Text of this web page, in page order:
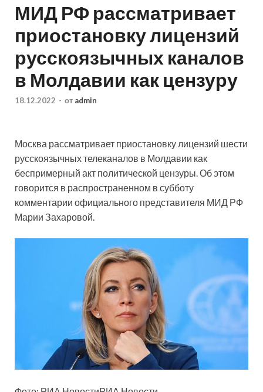
МИД РФ рассматривает
приостановку лицензий
русскоязычных каналов
в Молдавии как цензуру
18.12.2022 - от admin
Москва рассматривает приостановку лицензий шести
русскоязычных телеканалов в Молдавии как
беспримерный акт политической цензуры. Об этом
говорится в распространенном в субботу
комментарии официального представителя МИД РФ
Марии Захаровой.